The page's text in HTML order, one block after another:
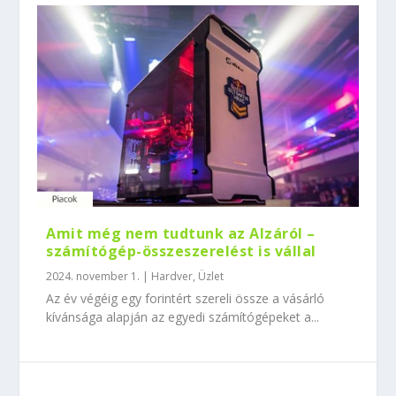
Amit még nem tudtunk az Alzáról –
számítógép-összeszerelést is vállal
2024. november 1. | Hardver, Üzlet
Az év végéig egy forintért szereli össze a vásárló
kívánsága alapján az egyedi számítógépeket a...